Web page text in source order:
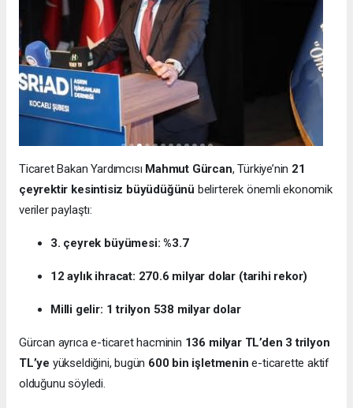
Ticaret Bakan Yardımcısı Mahmut Gürcan, Türkiye’nin 21
çeyrektir kesintisiz büyüdüğünü belirterek önemli ekonomik
veriler paylaştı:
3. çeyrek büyümesi: %3.7
12 aylık ihracat: 270.6 milyar dolar (tarihi rekor)
Milli gelir: 1 trilyon 538 milyar dolar
Gürcan ayrıca e-ticaret hacminin 136 milyar TL’den 3 trilyon
TL’ye yükseldiğini, bugün 600 bin işletmenin e-ticarette aktif
olduğunu söyledi.